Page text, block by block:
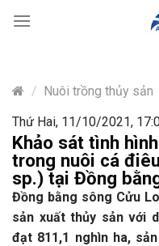
content
/ Nuôi trồng thủy sản
Thứ Hai, 11/10/2021,
Khảo sát tình
trong nuôi cá
sp.) tại Đồng
Đồng bằng sông Cửu
sản xuất thủy sản với
đạt 811,1 nghìn ha,